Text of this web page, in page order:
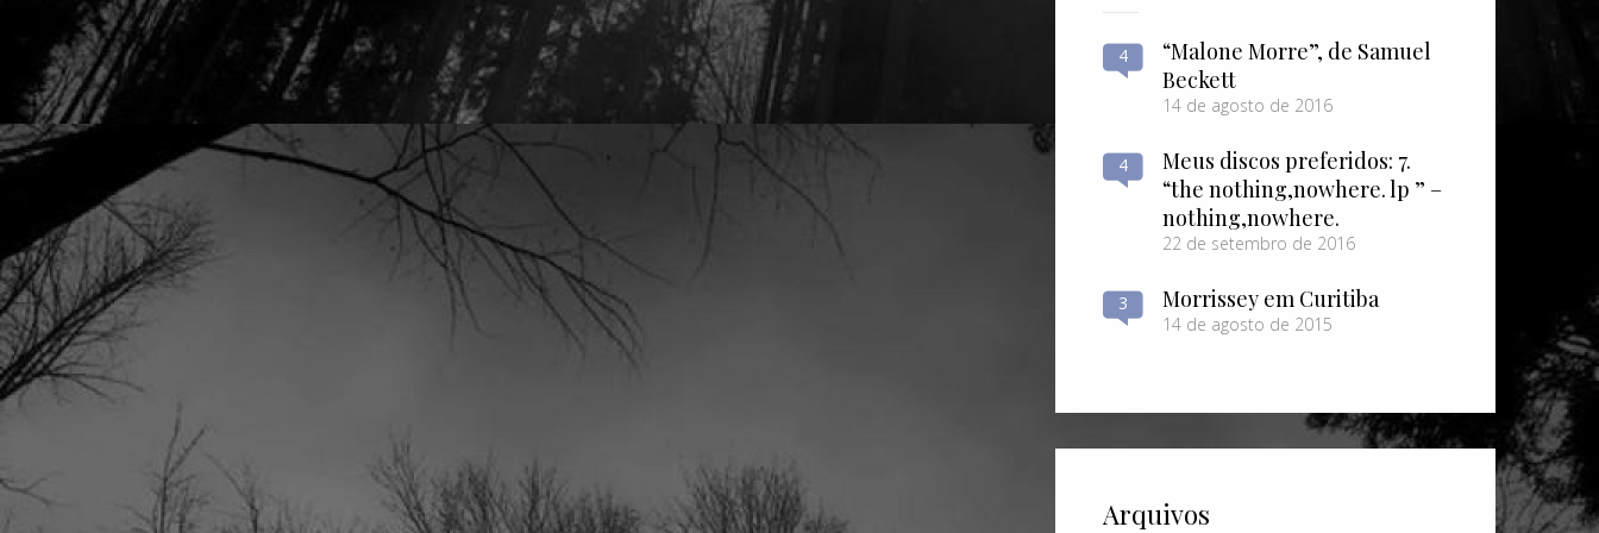
4
“Malone Morre”, de Samuel
Beckett
14 de agosto de 2016
4
Meus discos preferidos: 7.
“the nothing​,​nowhere. lp ” –
nothing​,​nowhere.
22 de setembro de 2016
3 Morrissey em Curitiba
14 de agosto de 2015
Arquivos